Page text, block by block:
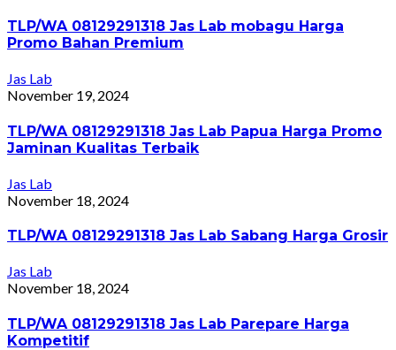
TLP/WA 08129291318 Jas Lab mobagu Harga
Promo Bahan Premium
Jas Lab
November 19, 2024
TLP/WA 08129291318 Jas Lab Papua Harga Promo
Jaminan Kualitas Terbaik
Jas Lab
November 18, 2024
TLP/WA 08129291318 Jas Lab Sabang Harga Grosir
Jas Lab
November 18, 2024
TLP/WA 08129291318 Jas Lab Parepare Harga
Kompetitif